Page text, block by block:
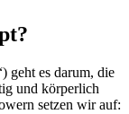
geht es darum, die
und körperlich
setzen wir auf: